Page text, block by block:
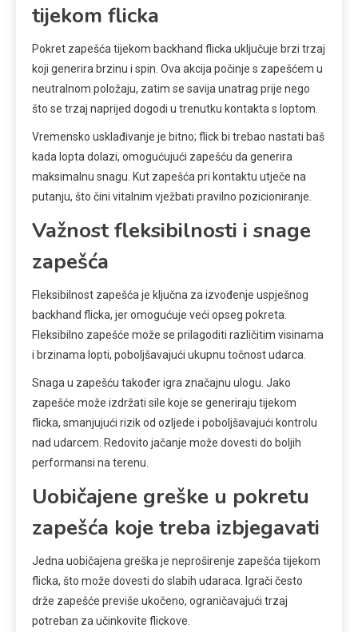
tijekom flicka
Pokret zapešća tijekom backhand flicka uključuje brzi trzaj
koji generira brzinu i spin. Ova akcija počinje s zapešćem u
neutralnom položaju, zatim se savija unatrag prije nego
što se trzaj naprijed dogodi u trenutku kontakta s loptom.
Vremensko usklađivanje je bitno; flick bi trebao nastati baš
kada lopta dolazi, omogućujući zapešću da generira
maksimalnu snagu. Kut zapešća pri kontaktu utječe na
putanju, što čini vitalnim vježbati pravilno pozicioniranje.
Važnost fleksibilnosti i snage
zapešća
Fleksibilnost zapešća je ključna za izvođenje uspješnog
backhand flicka, jer omogućuje veći opseg pokreta.
Fleksibilno zapešće može se prilagoditi različitim visinama
i brzinama lopti, poboljšavajući ukupnu točnost udarca.
Snaga u zapešću također igra značajnu ulogu. Jako
zapešće može izdržati sile koje se generiraju tijekom
flicka, smanjujući rizik od ozljede i poboljšavajući kontrolu
nad udarcem. Redovito jačanje može dovesti do boljih
performansi na terenu.
Uobičajene greške u pokretu
zapešća koje treba izbjegavati
Jedna uobičajena greška je neproširenje zapešća tijekom
flicka, što može dovesti do slabih udaraca. Igrači često
drže zapešće previše ukočeno, ograničavajući trzaj
potreban za učinkovite flickove.